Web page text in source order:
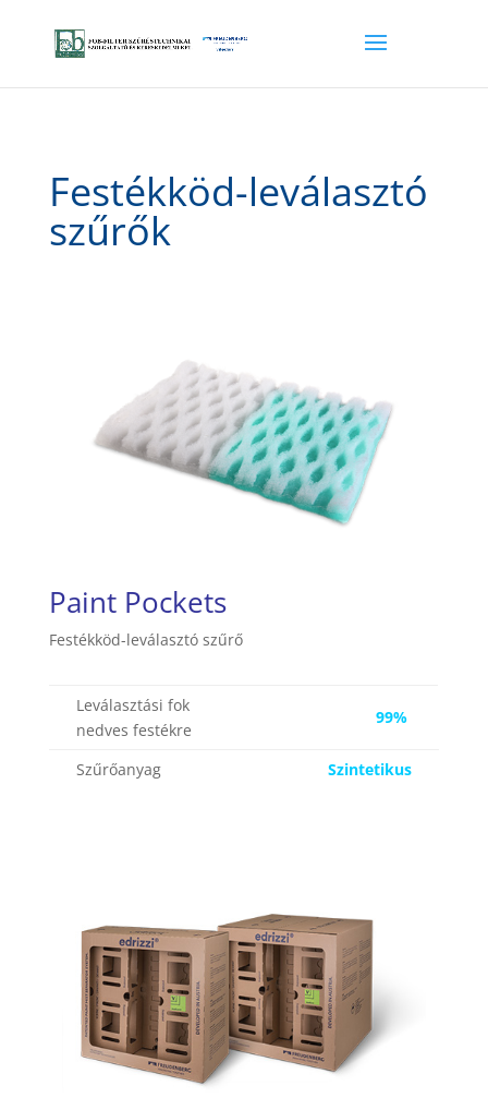
Festékköd-leválasztó
szűrők
Paint Pockets
Festékköd-leválasztó szűrő
Leválasztási fok
nedves festékre
99%
Szűrőanyag Szintetikus